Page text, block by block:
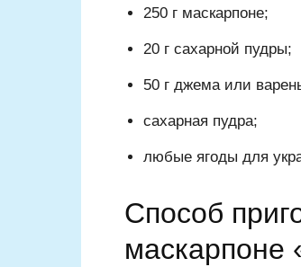
250 г маскарпоне;
20 г сахарной пудры;
50 г джема или
сахарная пудра;
любые ягоды для
Способ
маскарпоне